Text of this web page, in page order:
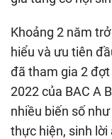
Khoảng 2 năm
hiểu và ưu tiên
đã tham gia 2
2022 của BAC A
nhiều biến số
thực hiện, sinh lời